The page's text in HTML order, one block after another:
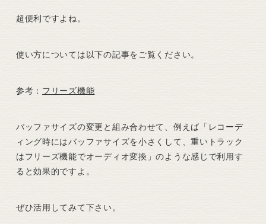
超便利ですよね。
使い方については以下の記事をご覧ください。
参考： フリーズ機能
バッファサイズの変更と組み合わせて、例えば「レコーデ
ィング時にはバッファサイズを小さくして、重いトラック
はフリーズ機能でオーディオ変換」のような感じで利用す
ると効果的ですよ。
ぜひ活用してみて下さい。